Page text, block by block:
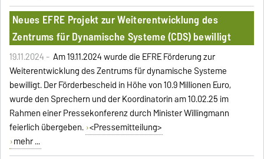
Neues EFRE Projekt zur Weiterentwicklung des
Zentrums für Dynamische Systeme (CDS) bewilligt
19.11.2024 - Am 19.11.2024 wurde die EFRE Förderung zur
Weiterentwicklung des Zentrums für dynamische Systeme
bewilligt. Der Förderbescheid in Höhe von 10.9 Millionen Euro,
wurde den Sprechern und der Koordinatorin am 10.02.25 im
Rahmen einer Pressekonferenz durch Minister Willingmann
feierlich übergeben. <Pressemitteilung>
mehr ...